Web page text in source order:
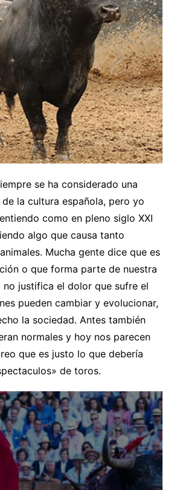
se ha considerado una
la cultura española, pero yo
como en pleno siglo XXI
algo que causa tanto
Mucha gente dice que es
o que forma parte de nuestra
no justifica el dolor que sufre el
pueden cambiar y evolucionar,
la sociedad. Antes también
normales y hoy nos parecen
que es justo lo que debería
de toros.